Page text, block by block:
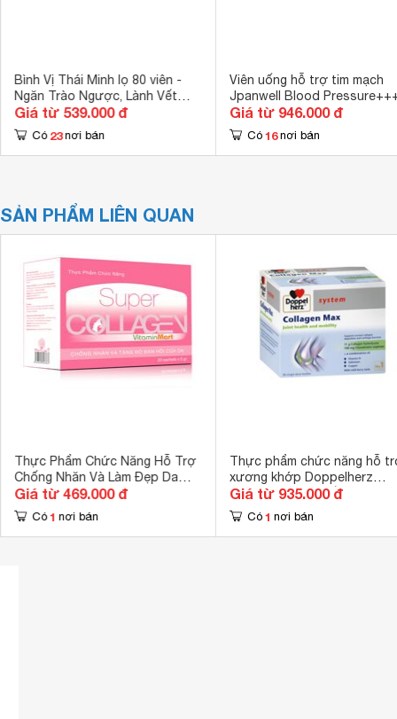
Bình Vị Thái Minh lọ 80 viên -
Ngăn Trào Ngược, Lành Vết
Loét Dạ Dày
Giá từ 539.000 đ
Có 23 nơi bán
Viên uống hỗ trợ tim mạch
Jpanwell Blood
viên
Giá từ 946.000 đ
Có 16 nơi bán
SẢN PHẨM LIÊN QUAN
Thực Phẩm Chức Năng Hỗ Trợ
Chống Nhăn Và Làm Đẹp Da
VitaminMart Super Collagen
(Hộp 100g)
Giá từ 469.000 đ
Có 1 nơi bán
Thực phẩm chức năng hỗ
xương khớp Doppelherz
Collagen Max 10 ống
Giá từ 935.000 đ
Có 1 nơi bán